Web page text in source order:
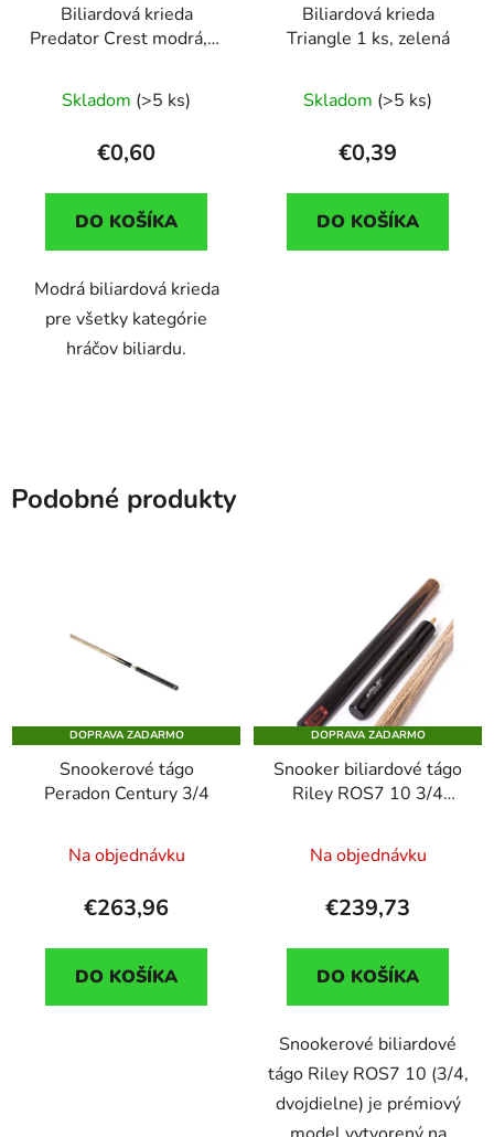
Biliardová krieda
Predator Crest modrá, 1
Skladom (>5 ks)
€0,60
DO KOŠÍKA
Modrá biliardová krieda
pre všetky kategórie
hráčov biliardu.
Biliardová krieda
Triangle 1 ks, zelená
Skladom (>5 ks)
€0,39
DO KOŠÍKA
Podobné produkty
DOPRAVA ZADARMO
Snookerové tágo
Peradon Century 3/4
Na objednávku
€263,96
DO KOŠÍKA
DOPRAVA ZADARMO
Snooker biliardové tágo
Riley ROS7 10 3/4
teleskopickým
predlžovákom
Na objednávku
€239,73
DO KOŠÍKA
Snookerové biliardové
tágo Riley ROS7 10 (3/4,
dvojdielne) je prémiový